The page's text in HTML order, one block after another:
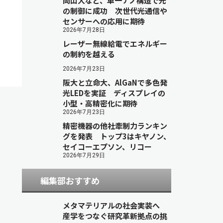
の制御に成功 次世代光通信や
センサーへの応用に期待
2026年7月28日
レーザー無線給電でエネルギー
の制約を越える
2026年7月23日
阪大と立命大、AlGaNで多色発
光LEDを実証 ディスプレイの
小型・高精密化に期待
2026年7月23日
精密機器の他社牽制力ランキン
グを発表 トップ3はキヤノン、
セイコーエプソン、リコー
2026年7月29日
編集部おすすめ
メタマテリアルの社会実装へ
産学をつなぐ研究革新拠点の挑